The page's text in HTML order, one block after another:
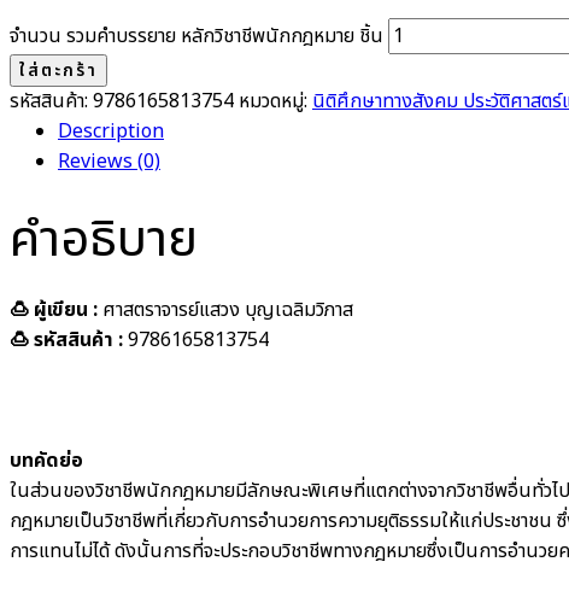
จำนวน รวมคำบรรยาย หลักวิชาชีพนักกฎหมาย ชิ้น
ใส่ตะกร้า
รหัสสินค้า: 9786165813754 หมวดหมู่: นิติศึกษาทางสังคม ประวัติศาสตร์
Description
Reviews (0)
คำอธิบาย
🍮 ผู้เขียน : ศาสตราจารย์แสวง บุญเฉลิมวิภาส
🍮 รหัสสินค้า :9786165813754
บทคัดย่อ
ในส่วนของวิชาชีพนักกฎหมายมีลักษณะพิเศษที่แตกต่างจากวิชาชีพอื่นทั่ว
กฎหมายเป็นวิชาชีพที่เกี่ยวกับการอำนวยการความยุติธรรมให้แก่ประชาช
การแทนไม่ได้ ดังนั้นการที่จะประกอบวิชาชีพทางกฎหมายซึ่งเป็นการอำนว